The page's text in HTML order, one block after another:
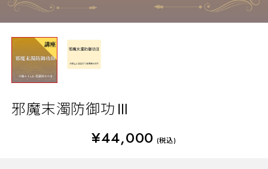
邪魔末濁防御功Ⅲ
¥44,000 (税込)